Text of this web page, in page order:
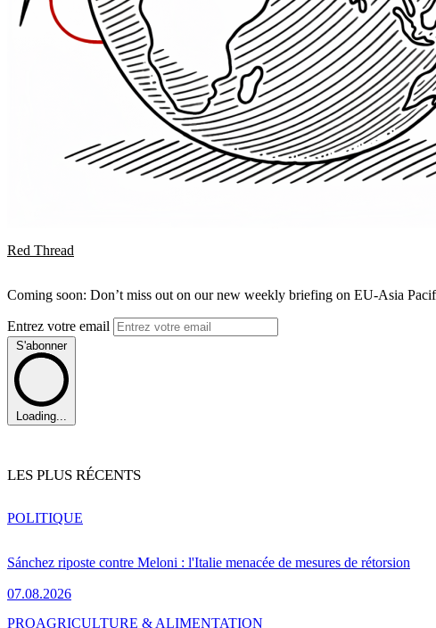
Red Thread
Coming soon: Don’t miss out on our new weekly briefing on EU-Asia
Entrez votre email
S'abonner
Loading...
LES PLUS RÉCENTS
Sánchez riposte contre Meloni : l'Italie menacée de mesures de rétorsion
07.08.2026
POLITIQUE
PROAGRICULTURE & ALIMENTATION